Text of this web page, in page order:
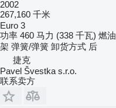
2002
267,160 千米
Euro 3
功率 460 马力 (338 千瓦) 燃油
架 弹簧/弹簧 卸货方式 后
捷克
Pavel Švestka s.r.o.
联系卖方